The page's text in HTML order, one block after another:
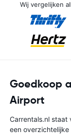
Wij vergelijken
Goedkoop
Airport
Carrentals.nl staat
een